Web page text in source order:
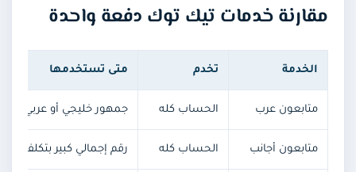
مقارنة خدمات تيك توك دفعة واحدة
الخدمة تخدم متى تستخدمها
متابعون عرب الحساب كله جمهور خليجي أو عربي
متابعون أجانب الحساب كله رقم إجمالي كبير بتكلفة أقل